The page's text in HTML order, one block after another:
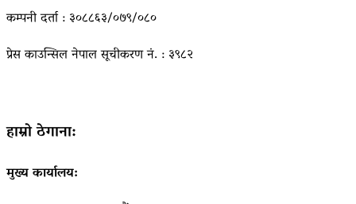
कम्पनी दर्ता : ३०८८६३/०७९/०८०
प्रेस काउन्सिल नेपाल सूचीकरण नं. : ३९८२
हाम्रो ठेगाना:
मुख्य कार्यालय: